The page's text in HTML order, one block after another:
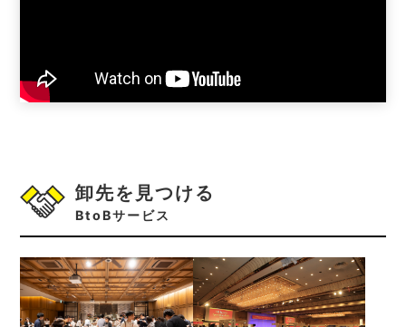
卸先を見つける
BtoBサービス